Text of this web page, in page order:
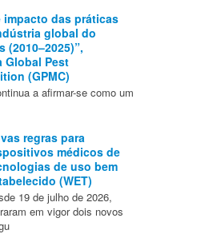
impacto das práticas
global do
Global Pest
(GPMC)
a afirmar-se como um
regras para
médicos de
de uso bem
(WET)
19 de julho de 2026,
em vigor dois novos